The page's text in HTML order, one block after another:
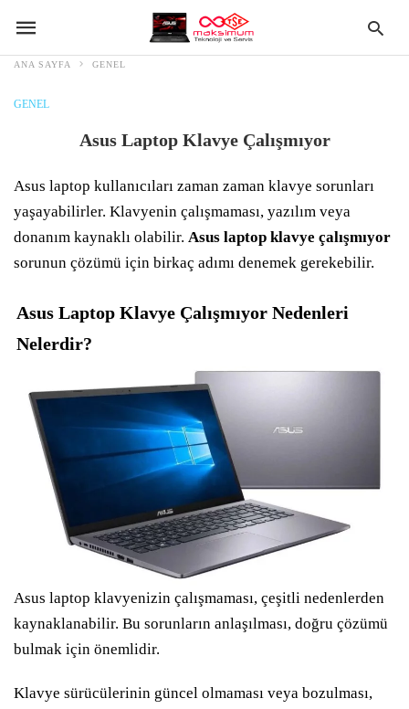
ANA SAYFA GENEL
GENEL
Asus Laptop Klavye Çalışmıyor
Asus laptop kullanıcıları zaman zaman klavye sorunları
yaşayabilirler. Klavyenin çalışmaması, yazılım veya
donanım kaynaklı olabilir. Asus laptop klavye çalışmıyor
sorunun çözümü için birkaç adımı denemek gerekebilir.
Asus Laptop Klavye Çalışmıyor Nedenleri
Nelerdir?
Asus laptop klavyenizin çalışmaması, çeşitli nedenlerden
kaynaklanabilir. Bu sorunların anlaşılması, doğru çözümü
bulmak için önemlidir.
Klavye sürücülerinin güncel olmaması veya bozulması,